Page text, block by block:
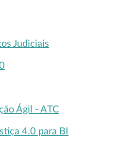
Judiciais
Ágil - ATC
4.0 para BI